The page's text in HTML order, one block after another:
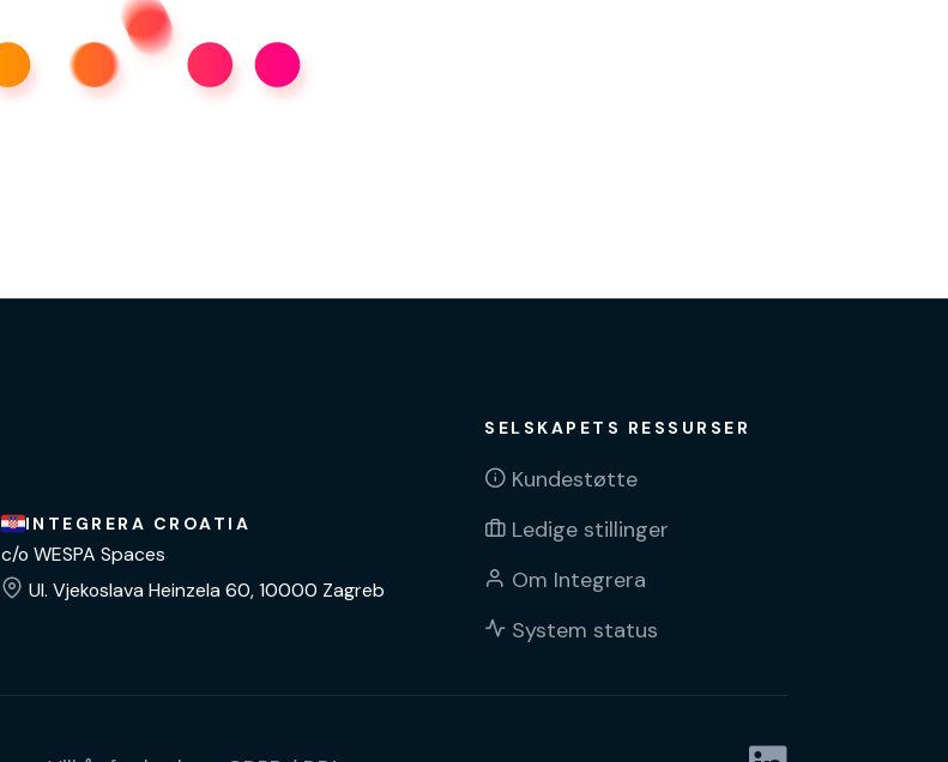
INTEGRERA CROATIA
c/o WESPA Spaces
Ul. Vjekoslava Heinzela 60, 10000 Zagreb
SELSKAPETS RESSURSER
Kundestøtte
Ledige stillinger
Om Integrera
System status